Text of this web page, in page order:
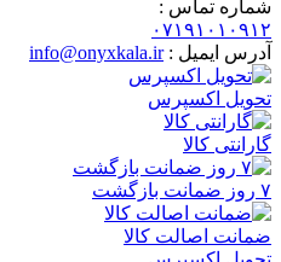
شماره تماس :
۰۷۱۹۱۰۱۰۹۱۲
آدرس ایمیل : info@onyxkala.ir
تحویل اکسپرس
گارانتی کالا
۷ روز ضمانت بازگشت
ضمانت اصالت کالا